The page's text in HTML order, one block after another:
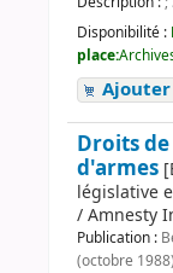
Disponibilité :
place:
Droits
d'armes
législative
/ Amnesty
Publication :
(octobre 1988)